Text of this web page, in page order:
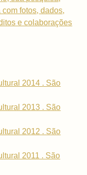
fotos, dados,
e colaborações
2014 . São
2013 . São
2012 . São
2011 . São